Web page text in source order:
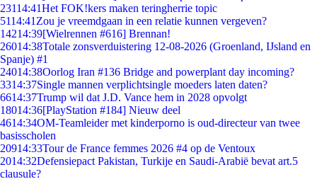
23114:41Het FOK!kers maken teringherrie topic
5114:41 Zou je vreemdgaan in een relatie kunnen vergeven?
14214:39[Wielrennen #616] Brennan!
26014:38Totale zonsverduistering 12-08-2026 (Groenland, IJsland en
Spanje) #1
24014:38Oorlog Iran #136 Bridge and powerplant day incoming?
3314:37Single mannen verplichtsingle moeders laten daten?
6614:37Trump wil dat J.D. Vance hem in 2028 opvolgt
18014:36[PlayStation #184] Nieuw deel
4614:34OM-Teamleider met kinderporno is oud-directeur van twee
basisscholen
20914:33Tour de France femmes 2026 #4 op de Ventoux
2014:32Defensiepact Pakistan, Turkije en Saudi-Arabië bevat art.5
clausule?